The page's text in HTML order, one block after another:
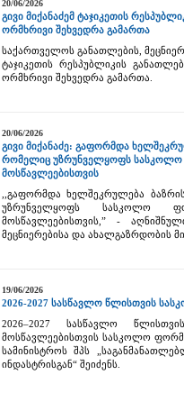
20/06/2026
გივი მიქანაძემ ტაჯიკეთის
ორმხრივი შეხვედრა გამართა
საქართველოს განათლების,
ტაჯიკეთის რესპუბლიკის
ორმხრივი შეხვედრა გამართა.
20/06/2026
გივი მიქანაძე: გაფორმდა
რომელიც უზრუნველყოფს სასკოლო
მოსწავლეებისთვის
,,გაფორმდა ხელშეკრულება
უზრუნველყოფს სასკოლო
მოსწავლეებისთვის,” -
მეცნიერებისა და ახალგაზრდობის
19/06/2026
2026-2027 სასწავლო წლისთვის
2026–2027 სასწავლო
მოსწავლეებისთვის სასკოლო
სამინისტროს შპს
ინდასტრისგან“ შეიძენს.